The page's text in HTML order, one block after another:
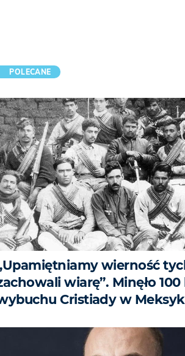
POLECANE
wierność
wiarę”. Minęło 100
Cristiady w